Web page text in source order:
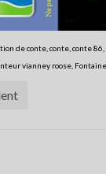
de conte conte conte 86
vianney roose